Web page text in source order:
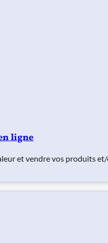
ligne
et vendre vos produits